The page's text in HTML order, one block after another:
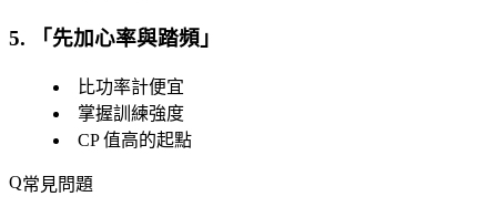
5. 「 先加心率與踏頻 」
比功率計便宜
掌握訓練強度
CP 值高的起點
常見問題